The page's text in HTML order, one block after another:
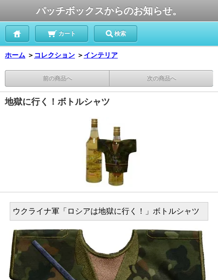
パッチボックスからのお知らせ。
カート 検索
ホーム ＞ コレクション ＞ インテリア
前の商品へ 次の商品へ
地獄に行く！ボトルシャツ
ウクライナ軍「ロシアは地獄に行く！」ボトルシャツ